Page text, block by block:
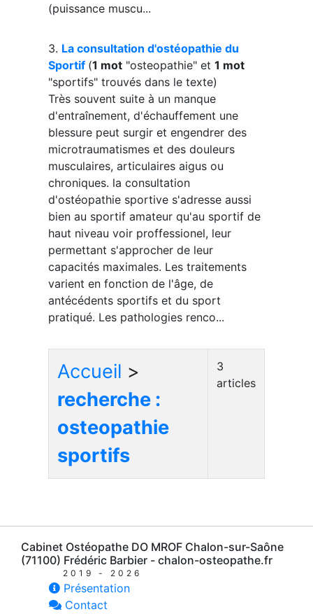
(puissance muscu...
3. La consultation d'ostéopathie du
Sportif (1 mot "osteopathie" et 1 mot
"sportifs" trouvés dans le texte)
Très souvent suite à un manque
d'entraînement, d'échauffement une
blessure peut surgir et engendrer des
microtraumatismes et des douleurs
musculaires, articulaires aigus ou
chroniques. la consultation
d'ostéopathie sportive s'adresse aussi
bien au sportif amateur qu'au sportif de
haut niveau voir proffessionel, leur
permettant s'approcher de leur
capacités maximales. Les traitements
varient en fonction de l'âge, de
antécédents sportifs et du sport
pratiqué. Les pathologies renco...
Accueil >
recherche :
osteopathie
sportifs
3
articles
Cabinet Ostéopathe DO MROF Chalon-sur-Saône
(71100) Frédéric Barbier - chalon-osteopathe.fr
2019 - 2026
Présentation
Contact